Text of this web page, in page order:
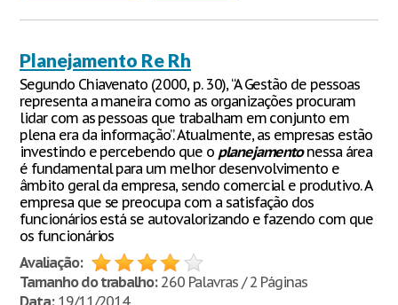
Planejamento Re Rh
Segundo Chiavenato (2000, p. 30), “A Gestão de pessoas
representa a maneira como as organizações procuram
lidar com as pessoas que trabalham em conjunto em
plena era da informação”. Atualmente, as empresas estão
investindo e percebendo que o planejamentonessa área
é fundamental para um melhor desenvolvimento e
âmbito geral da empresa, sendo comercial e produtivo. A
empresa que se preocupa com a satisfação dos
funcionários está se autovalorizando e fazendo com que
os funcionários
Avaliação:
Tamanho do trabalho:260 Palavras / 2 Páginas
Data:19/11/2014